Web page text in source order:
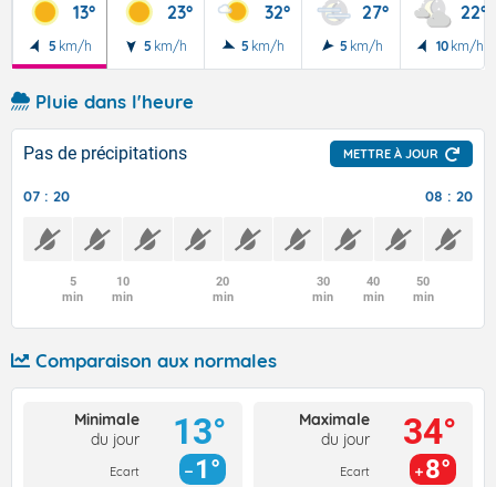
13°
5 km/h
23°
5 km/h
32°
5 km/h
27°
5 km/h
22°
10 km/h
Pluie dans l'heure
Pas de précipitations METTRE À JOUR
07 : 20 08 : 20
5
min
10
min
20
min
30
min
40
min
50
min
Comparaison aux normales
Minimale
du jour
Ecart
13°
1°
Maximale
du jour
Ecart
34°
8°